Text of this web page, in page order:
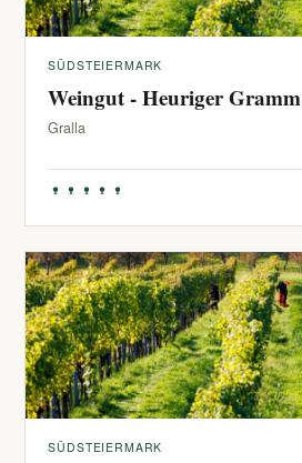
SÜDSTEIERMARK
Weingut - Heuriger Gramm
Gralla
SÜDSTEIERMARK